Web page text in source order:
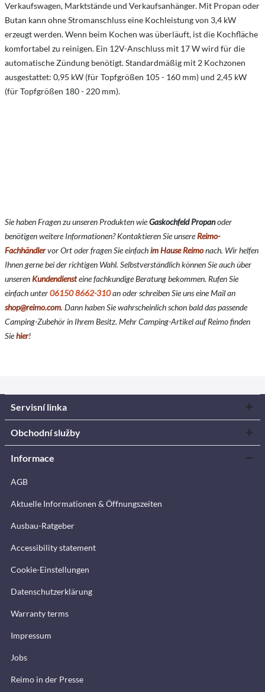
Verkaufswagen, Marktstände und Verkaufsanhänger. Mit Propan oder
Butan kann ohne Stromanschluss eine Kochleistung von 3,4 kW
erzeugt werden. Wenn beim Kochen was überläuft, ist die Kochfläche
komfortabel zu reinigen. Ein 12V-Anschluss mit 17 W wird für die
automatische Zündung benötigt. Standardmäßig mit 2 Kochzonen
ausgestattet: 0,95 kW (für Topfgrößen 105 - 160 mm) und 2,45 kW
(für Topfgrößen 180 - 220 mm).
Sie haben Fragen zu unseren Produkten wieGaskochfeld Propanoder
benötigen weitere Informationen? Kontaktieren Sie unsereReimo-
Fachhändlervor Ort oder fragen Sie einfachim Hause Reimonach. Wir helfen
Ihnen gerne bei der richtigen Wahl. Selbstverständlich können Sie auch über
unseren Kundendiensteine fachkundige Beratung bekommen. Rufen Sie
einfach unter06150 8662-310an oder schreiben Sie uns eine Mail an
shop@reimo.com. Dann haben Sie wahrscheinlich schon bald das passende
Camping-Zubehör in Ihrem Besitz. Mehr Camping-Artikel auf Reimo finden
Siehier!
Servisní linka
Obchodní služby
Informace
AGB
Aktuelle Informationen & Öffnungszeiten
Ausbau-Ratgeber
Accessibility statement
Cookie-Einstellungen
Datenschutzerklärung
Warranty terms
Impressum
Jobs
Reimo in der Presse